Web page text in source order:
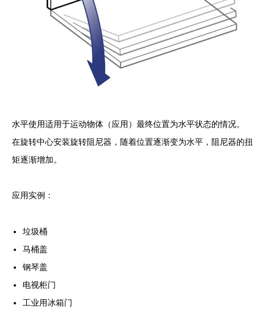
水平使用适用于运动物体（应用）最终位置为水平状态的情况。
在旋转中心安装旋转阻尼器，随着位置逐渐变为水平，阻尼器的扭
矩逐渐增加。
应用实例：
垃圾桶
马桶盖
钢琴盖
电视柜门
工业用冰箱门